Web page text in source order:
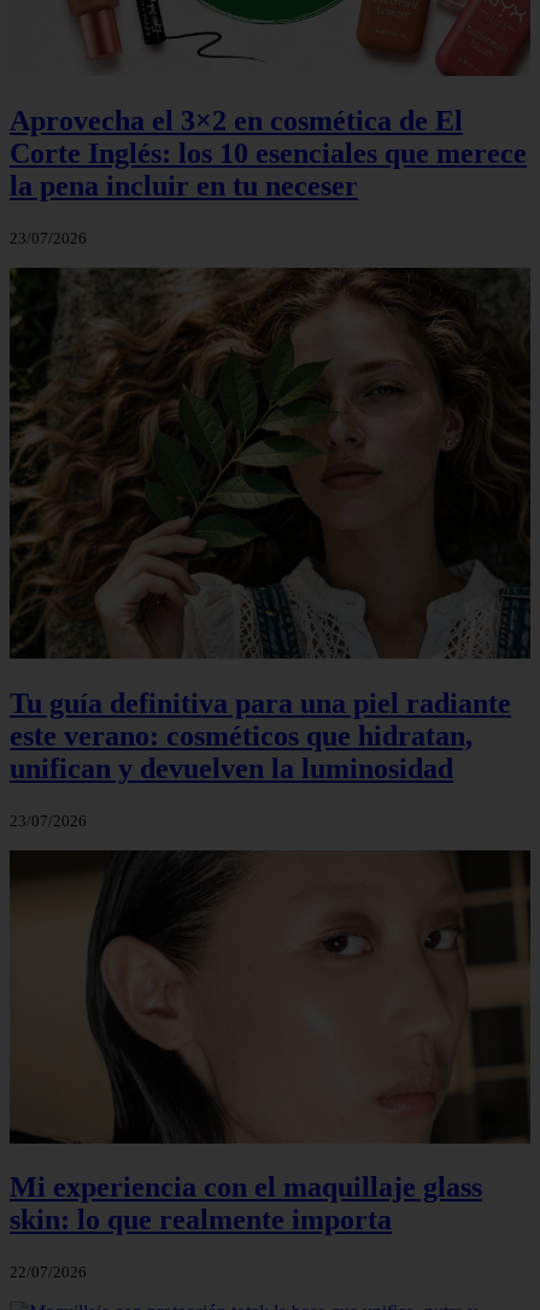
Aprovecha el 3×2 en cosmética de El
Corte Inglés: los 10 esenciales que merece
la pena incluir en tu neceser
23/07/2026
Tu guía definitiva para una piel radiante
este verano: cosméticos que hidratan,
unifican y devuelven la luminosidad
23/07/2026
Mi experiencia con el maquillaje glass
skin: lo que realmente importa
22/07/2026